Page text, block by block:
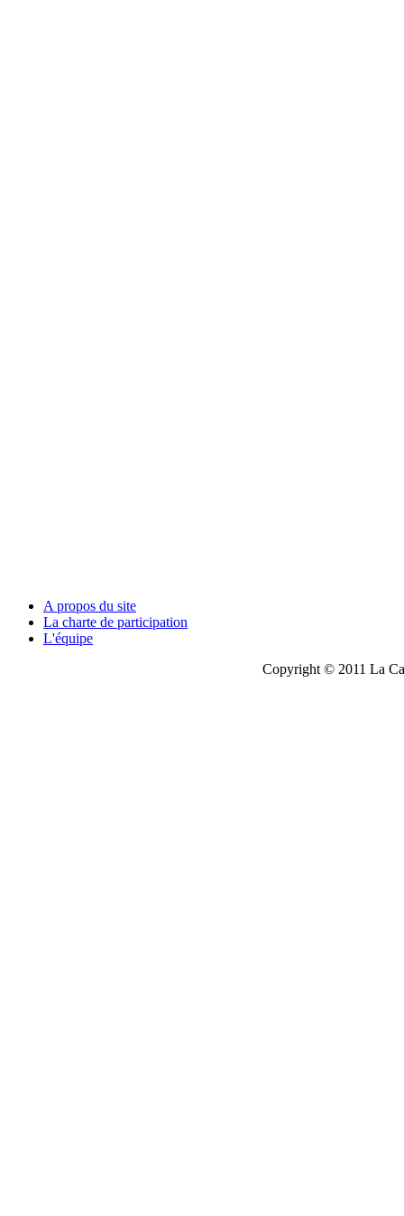
A propos du site
La charte de participation
L'équipe
Copyright © 2011 La